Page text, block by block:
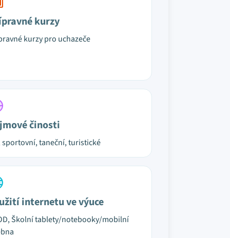
kurzy
kurzy pro uchazeče
činosti
sportovní, taneční, turistické
internetu ve výuce
Školní tablety/notebooky/mobilní